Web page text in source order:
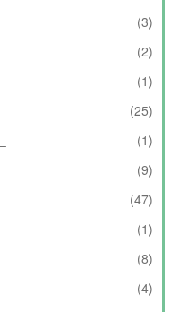
(3)
(2)
(1)
(25)
(1)
(9)
(47)
(1)
(8)
(4)